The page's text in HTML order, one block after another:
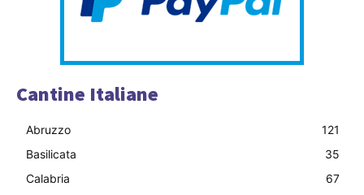
Cantine Italiane
Abruzzo
121
Basilicata
35
Calabria
67